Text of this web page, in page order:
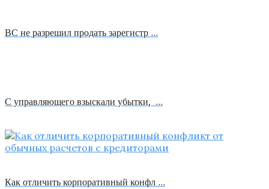
ВС не разрешил продать зарегистр …
С управляющего взыскали убытки, …
Как отличить корпоративный конфл …